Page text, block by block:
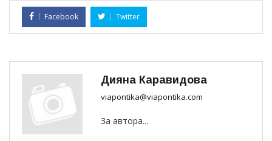
Facebook Twitter
Дияна Каравидова
viapontika@viapontika.com
За автора...